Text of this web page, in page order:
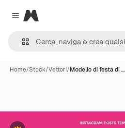
Close menu
Magnific
Home/Stock/Vettori/Modello di festa di …